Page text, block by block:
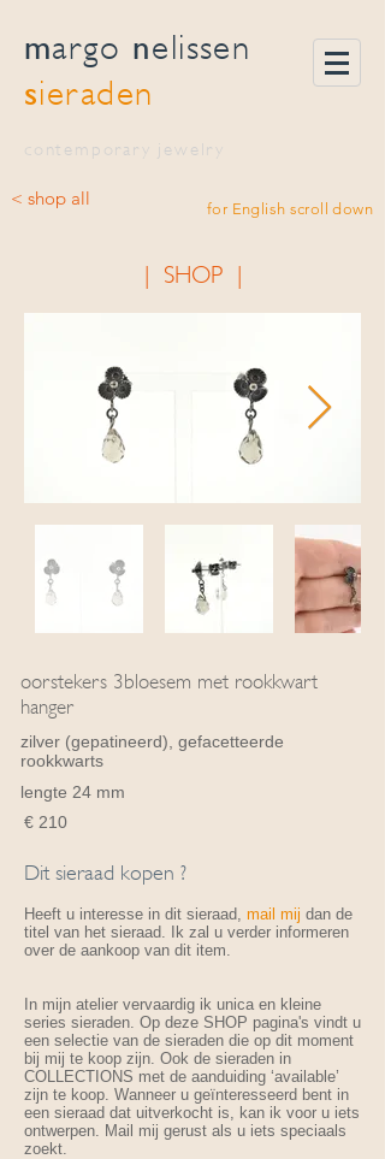
margo nelissen
sieraden
contemporary jewelry
< shop all for English scroll down
| SHOP |
oorstekers 3bloesem met rookkwart
hanger
zilver (gepatineerd), gefacetteerde
rookkwarts
lengte 24 mm
€ 210
Dit sieraad kopen ?
Heeft u interesse in dit sieraad, mail mij dan de
titel van het sieraad. Ik zal u verder informeren
over de aankoop van dit item.
In mijn atelier vervaardig ik unica en kleine
series sieraden. Op deze SHOP pagina's vindt u
een selectie van de sieraden die op dit moment
bij mij te koop zijn. Ook de sieraden in
COLLECTIONS met de aanduiding ‘available’
zijn te koop. Wanneer u geïnteresseerd bent in
een sieraad dat uitverkocht is, kan ik voor u iets
ontwerpen. Mail mij gerust als u iets speciaals
zoekt.